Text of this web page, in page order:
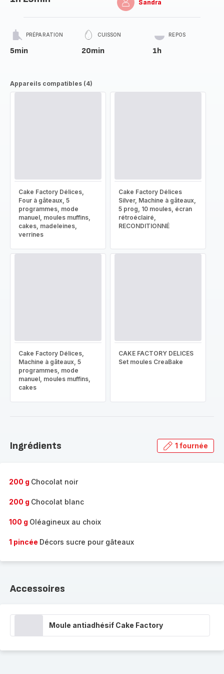
Sandra
PRÉPARATION
5min
CUISSON
20min
REPOS
1h
Appareils compatibles (4)
Cake Factory Délices,
Four à gâteaux, 5
programmes, mode
manuel, moules muffins,
cakes, madeleines,
verrines
Cake Factory Délices
Silver, Machine à gâteaux,
5 prog, 10 moules, écran
rétroéclairé,
RECONDITIONNÉ
Cake Factory Délices,
Machine à gâteaux, 5
programmes, mode
manuel, moules muffins,
cakes
CAKE FACTORY DELICES
Set moules CreaBake
Ingrédients 1 fournée
200 g Chocolat noir
200 g Chocolat blanc
100 g Oléagineux au choix
1 pincée Décors sucre pour gâteaux
Accessoires
Moule antiadhésif Cake Factory